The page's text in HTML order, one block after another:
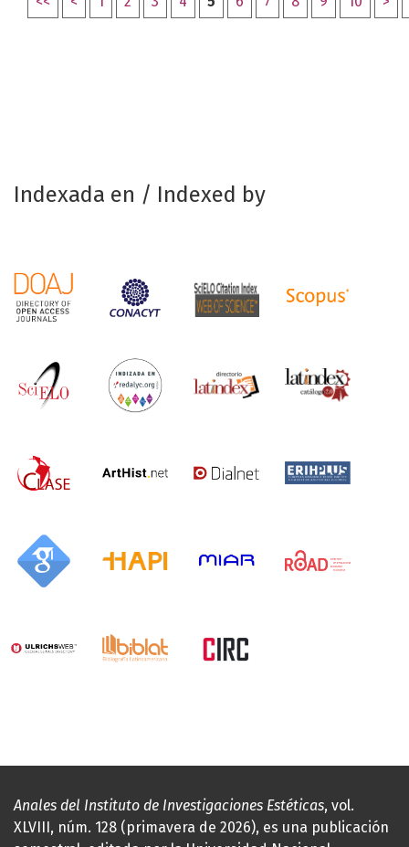
Indexada en / Indexed by
Anales del Instituto de Investigaciones Estéticas, vol.
XLVIII, núm. 128 (primavera de 2026), es una publicación